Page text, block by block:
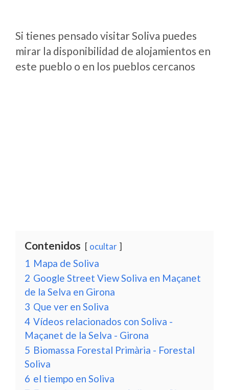
Si tienes pensado visitar Soliva puedes
mirar la disponibilidad de alojamientos en
este pueblo o en los pueblos cercanos
Contenidos ocultar
1 Mapa de Soliva
2 Google Street View Soliva en Maçanet
de la Selva en Girona
3 Que ver en Soliva
4 Vídeos relacionados con Soliva -
Maçanet de la Selva - Girona
5 Biomassa Forestal Primària - Forestal
Soliva
6 el tiempo en Soliva